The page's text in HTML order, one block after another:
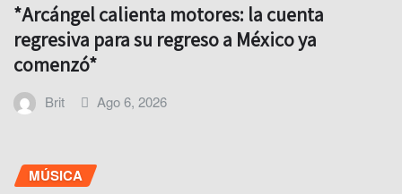
*Arcángel calienta motores: la cuenta
regresiva para su regreso a México ya
comenzó*
Brit Ago 6, 2026
MÚSICA